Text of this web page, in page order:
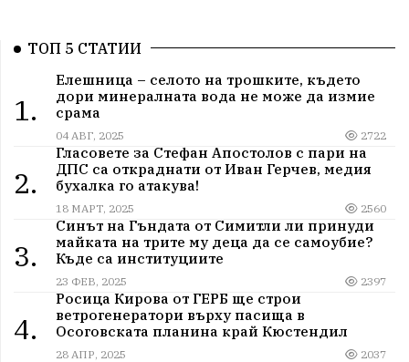
ТОП 5 СТАТИИ
1.
Елешница – селото на трошките, където
дори минералната вода не може да измие
срама
04 АВГ, 2025 2722
2.
Гласовете за Стефан Апостолов с пари на
ДПС са откраднати от Иван Герчев, медия
бухалка го атакува!
18 МАРТ, 2025 2560
3.
Синът на Гъндата от Симитли ли принуди
майката на трите му деца да се самоубие?
Къде са институциите
23 ФЕВ, 2025 2397
4.
Росица Кирова от ГЕРБ ще строи
ветрогенератори върху пасища в
Осоговската планина край Кюстендил
28 АПР, 2025 2037